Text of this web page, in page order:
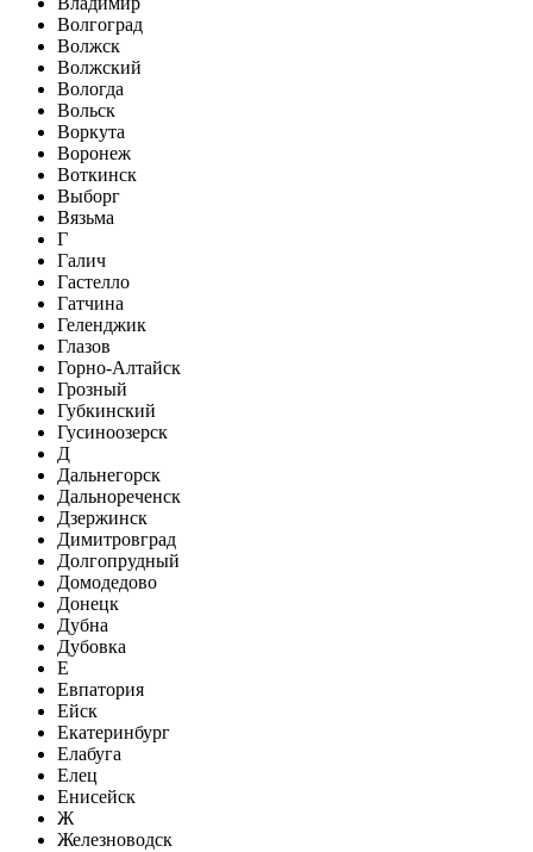
Волгоград
Волжск
Волжский
Вологда
Вольск
Воркута
Воронеж
Воткинск
Выборг
Вязьма
Г
Галич
Гастелло
Гатчина
Геленджик
Глазов
Горно-Алтайск
Грозный
Губкинский
Гусиноозерск
Д
Дальнегорск
Дальнореченск
Дзержинск
Димитровград
Долгопрудный
Домодедово
Донецк
Дубна
Дубовка
Е
Евпатория
Ейск
Екатеринбург
Елабуга
Елец
Енисейск
Ж
Железноводск